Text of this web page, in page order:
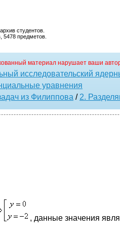
студентов.
5478 предметов.
материал нарушает ваши
исследовательский
уравнения
из Филиппова / 2.
, данные значения